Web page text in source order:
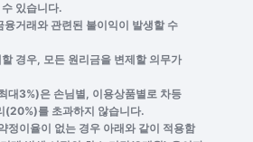
있습니다.
거래와 관련된 불이익이 발생할 수
경우, 모든 원리금을 변제할 의무가
대3%)은 손님별, 이용상품별로 차등
(20%)를 초과하지 않습니다.
정이율이 없는 경우 아래와 같이 적용함